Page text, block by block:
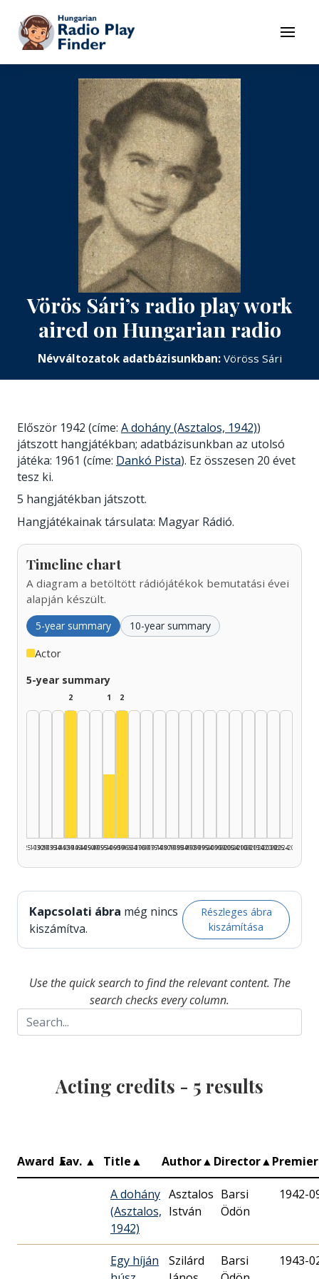
To contents
Menu
Vörös Sári’s radio play work
aired on Hungarian radio
Névváltozatok adatbázisunkban: Vöröss Sári
Először 1942 (címe: A dohány (Asztalos, 1942))
játszott hangjátékban; adatbázisunkban az utolsó
játéka: 1961 (címe: Dankó Pista). Ez összesen 20 évet
tesz ki.
5 hangjátékban játszott.
Hangjátékainak társulata: Magyar Rádió.
Timeline chart
A diagram a betöltött rádiójátékok bemutatási évei
alapján készült.
5-year summary 10-year summary
Actor
5-year summary
1925–1929
1930–1934
1935–1939
2
1940–1944
1945–1949
1950–1954
1
1955–1959
2
1960–1964
1965–1969
1970–1974
1975–1979
1980–1984
1985–1989
1990–1994
1995–1999
2000–2004
2005–2009
2010–2014
2015–2019
2020–2024
2025–2026
Kapcsolati ábra még nincs
kiszámítva.
Részleges ábra
kiszámítása
Use the quick search to find the relevant content. The
search checks every column.
Acting credits - 5 results
Award ▲
Fav. ▲ Title▲ Author▲ Director▲
A dohány
(Asztalos,
1942)
Asztalos
István
Barsi
Ödön
1942-
Egy híján
Szilárd
Barsi
1943-